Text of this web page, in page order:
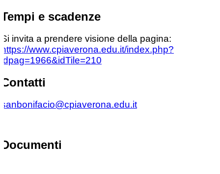
Tempi e scadenze
Si invita a prendere visione della pagina:
https://www.cpiaverona.edu.it/index.php?
idpag=1966&idTile=210
Contatti
sanbonifacio@cpiaverona.edu.it
Documenti